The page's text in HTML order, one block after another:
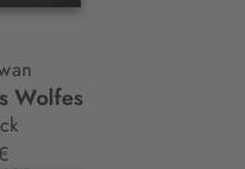
Wolfes